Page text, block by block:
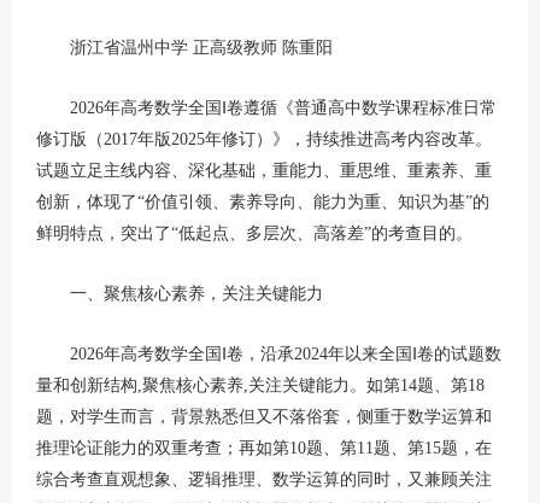
浙江省温州中学 正高级教师 陈重阳
2026年高考数学全国Ⅰ卷遵循《普通高中数学课程标准日常
修订版（2017年版2025年修订）》，持续推进高考内容改革。
试题立足主线内容、深化基础，重能力、重思维、重素养、重
创新，体现了“价值引领、素养导向、能力为重、知识为基”的
鲜明特点，突出了“低起点、多层次、高落差”的考查目的。
一、聚焦核心素养，关注关键能力
2026年高考数学全国Ⅰ卷，沿承2024年以来全国Ⅰ卷的试题数
量和创新结构,聚焦核心素养,关注关键能力。如第14题、第18
题，对学生而言，背景熟悉但又不落俗套，侧重于数学运算和
推理论证能力的双重考查；再如第10题、第11题、第15题，在
综合考查直观想象、逻辑推理、数学运算的同时，又兼顾关注